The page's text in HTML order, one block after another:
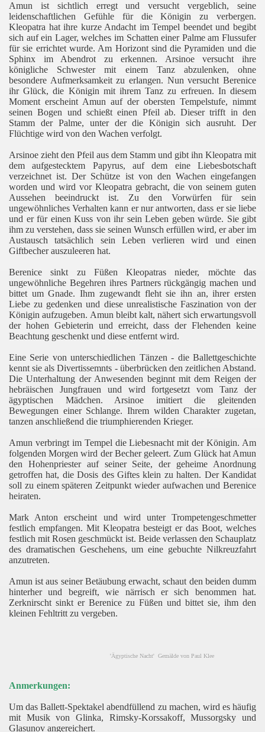
Amun ist sichtlich erregt und versucht vergeblich, seine
leidenschaftlichen Gefühle für die Königin zu verbergen.
Kleopatra hat ihre kurze Andacht im Tempel beendet und begibt
sich auf ein Lager, welches im Schatten einer Palme am Flussufer
für sie errichtet wurde. Am Horizont sind die Pyramiden und die
Sphinx im Abendrot zu erkennen. Arsinoe versucht ihre
königliche Schwester mit einem Tanz abzulenken, ohne
besondere Aufmerksamkeit zu erlangen. Nun versucht Berenice
ihr Glück, die Königin mit ihrem Tanz zu erfreuen. In diesem
Moment erscheint Amun auf der obersten Tempelstufe, nimmt
seinen Bogen und schießt einen Pfeil ab. Dieser trifft in den
Stamm der Palme, unter der die Königin sich ausruht. Der
Flüchtige wird von den Wachen verfolgt.
Arsinoe zieht den Pfeil aus dem Stamm und gibt ihn Kleopatra mit
dem aufgestecktem Papyrus, auf dem eine Liebesbotschaft
verzeichnet ist. Der Schütze ist von den Wachen eingefangen
worden und wird vor Kleopatra gebracht, die von seinem guten
Aussehen beeindruckt ist. Zu den Vorwürfen für sein
ungewöhnliches Verhalten kann er nur antworten, dass er sie liebe
und er für einen Kuss von ihr sein Leben geben würde. Sie gibt
ihm zu verstehen, dass sie seinen Wunsch erfüllen wird, er aber im
Austausch tatsächlich sein Leben verlieren wird und einen
Giftbecher auszuleeren hat.
Berenice sinkt zu Füßen Kleopatras nieder, möchte das
ungewöhnliche Begehren ihres Partners rückgängig machen und
bittet um Gnade. Ihm zugewandt fleht sie ihn an, ihrer ersten
Liebe zu gedenken und diese unrealistische Faszination von der
Königin aufzugeben. Amun bleibt kalt, nähert sich erwartungsvoll
der hohen Gebieterin und erreicht, dass der Flehenden keine
Beachtung geschenkt und diese entfernt wird.
Eine Serie von unterschiedlichen Tänzen - die Ballettgeschichte
kennt sie als Divertissemnts - überbrücken den zeitlichen Abstand.
Die Unterhaltung der Anwesenden beginnt mit dem Reigen der
hebräischen Jungfrauen und wird fortgesetzt vom Tanz der
ägyptischen Mädchen. Arsinoe imitiert die gleitenden
Bewegungen einer Schlange. Ihrem wilden Charakter zugetan,
tanzen anschließend die triumphierenden Krieger.
Amun verbringt im Tempel die Liebesnacht mit der Königin. Am
folgenden Morgen wird der Becher geleert. Zum Glück hat Amun
den Hohenpriester auf seiner Seite, der geheime Anordnung
getroffen hat, die Dosis des Giftes klein zu halten. Der Kandidat
soll zu einem späteren Zeitpunkt wieder aufwachen und Berenice
heiraten.
Mark Anton erscheint und wird unter Trompetengeschmetter
festlich empfangen. Mit Kleopatra besteigt er das Boot, welches
festlich mit Rosen geschmückt ist. Beide verlassen den Schauplatz
des dramatischen Geschehens, um eine gebuchte Nilkreuzfahrt
anzutreten.
Amun ist aus seiner Betäubung erwacht, schaut den beiden dumm
hinterher und begreift, wie närrisch er sich benommen hat.
Zerknirscht sinkt er Berenice zu Füßen und bittet sie, ihm den
kleinen Fehltritt zu vergeben.
'Ägyptische Nacht' Gemälde von Paul Klee
Anmerkungen:
Um das Ballett-Spektakel abendfüllend zu machen, wird es häufig
mit Musik von Glinka, Rimsky-Korssakoff, Mussorgsky und
Glasunov angereichert.